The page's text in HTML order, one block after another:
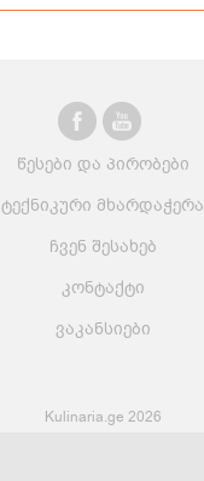
ჩვენ შესახებ
კონტაქტი
ვაკანსიები
წესები და პირობები
ტექნიკური მხარდაჭერა
Kulinaria.ge 2026